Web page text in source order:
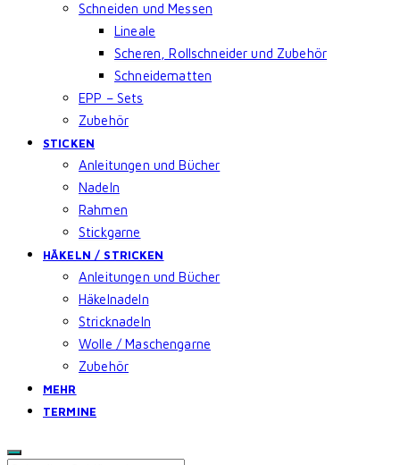
Schneiden und Messen
Lineale
Scheren, Rollschneider und Zubehör
Schneidematten
EPP – Sets
Zubehör
STICKEN
Anleitungen und Bücher
Nadeln
Rahmen
Stickgarne
HÄKELN / STRICKEN
Anleitungen und Bücher
Häkelnadeln
Stricknadeln
Wolle / Maschengarne
Zubehör
MEHR
TERMINE